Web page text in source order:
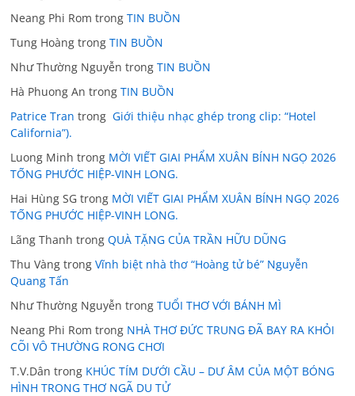
Neang Phi Rom trongTIN BUỒN
Tung Hoàng trongTIN BUỒN
Như Thường Nguyễn trongTIN BUỒN
Hà Phuong An trongTIN BUỒN
Patrice Tran trong Giới thiệu nhạc ghép trong clip: “Hotel
California”).
Luong Minh trong MỜI VIẾT GIAI PHẨM XUÂN BÍNH NGỌ 2026
TỐNG PHƯỚC HIỆP-VINH LONG.
Hai Hùng SG trong MỜI VIẾT GIAI PHẨM XUÂN BÍNH NGỌ 2026
TỐNG PHƯỚC HIỆP-VINH LONG.
Lãng Thanh trongQUÀ TẶNG CỦA TRẦN HỮU DŨNG
Thu Vàng trongVĩnh biệt nhà thơ “Hoàng tử bé” Nguyễn
Quang Tấn
Như Thường Nguyễn trongTUỔI THƠ VỚI BÁNH MÌ
Neang Phi Rom trong NHÀ THƠ ĐỨC TRUNG ĐÃ BAY RA KHỎI
CÕI VÔ THƯỜNG RONG CHƠI
T.V.Dân trong KHÚC TÍM DƯỚI CẦU – DƯ ÂM CỦA MỘT BÓNG
HÌNH TRONG THƠ NGÃ DU TỬ